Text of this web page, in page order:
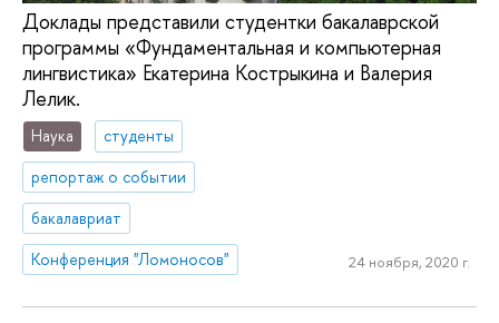
Доклады представили студентки бакалаврской
программы «Фундаментальная и компьютерная
лингвистика» Екатерина Кострыкина и Валерия
Лелик.
Наука
студенты
репортаж о событии
бакалавриат
Конференция "Ломоносов"
24 ноября, 2020 г.